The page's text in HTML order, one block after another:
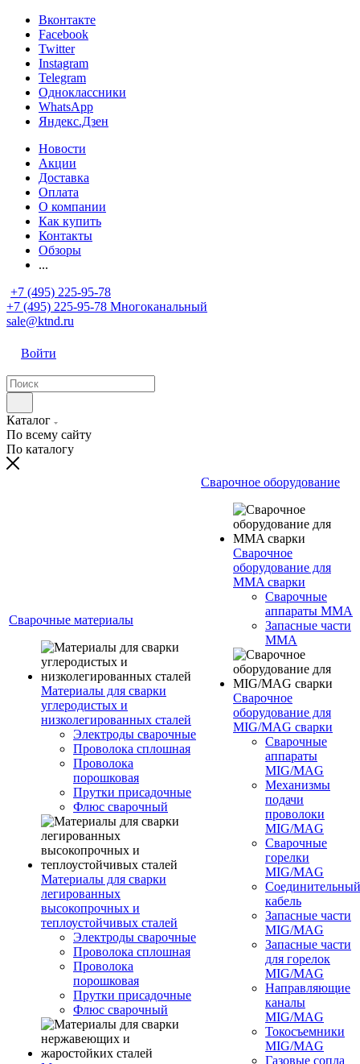
Вконтакте
Facebook
Twitter
Instagram
Telegram
Одноклассники
WhatsApp
Яндекс.Дзен
Новости
Акции
Доставка
Оплата
О компании
Как купить
Контакты
Обзоры
...
+7 (495) 225-95-78
+7 (495) 225-95-78 Многоканальный
sale@ktnd.ru
Войти
Каталог
По всему сайту
По каталогу
Сварочные материалы
Материалы для сварки
углеродистых и
низколегированных сталей
Электроды сварочные
Проволока сплошная
Проволока
порошковая
Прутки присадочные
Флюс сварочный
Материалы для сварки
легированных
высокопрочных и
теплоустойчивых сталей
Электроды сварочные
Проволока сплошная
Проволока
порошковая
Прутки присадочные
Флюс сварочный
Сварочное оборудование
Сварочное
оборудование для
MMA сварки
Сварочные
аппараты MMA
Запасные части
MMA
Сварочное
оборудование для
MIG/MAG сварки
Сварочные
аппараты
MIG/MAG
Механизмы
подачи
проволоки
MIG/MAG
Сварочные
горелки
MIG/MAG
Соединительный
кабель
Запасные части
MIG/MAG
Запасные части
для горелок
MIG/MAG
Направляющие
каналы
MIG/MAG
Токосъемники
MIG/MAG
Газовые сопла